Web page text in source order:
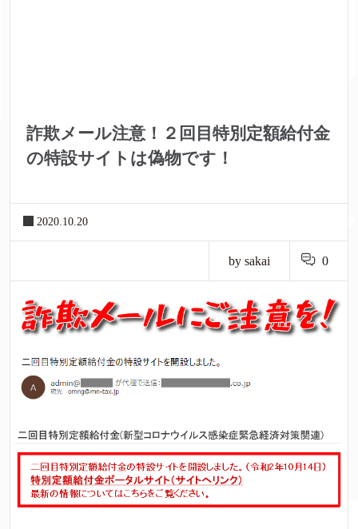
詐欺メール注意！２回目特別定額給付金
の特設サイトは偽物です！
2020.10.20
by sakai 0